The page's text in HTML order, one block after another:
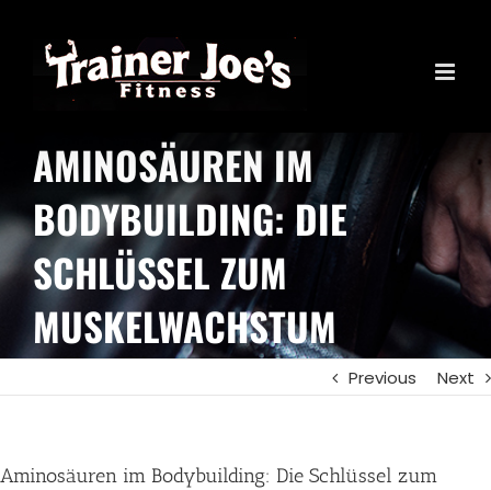
content
AMINOSÄUREN IM
BODYBUILDING: DIE
SCHLÜSSEL ZUM
MUSKELWACHSTUM
Previous Next
Aminosäuren im Bodybuilding: Die Schlüssel zum